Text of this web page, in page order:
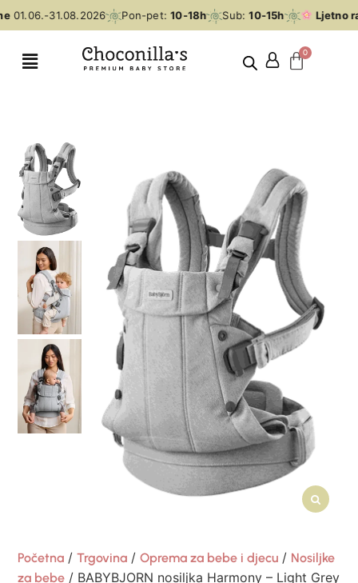
01.06.-31.08.2026 Pon-pet:10-18h Sub:10-15h Ljetno
Početna /Trgovina /Oprema za bebe i djecu / Nosiljke
za bebe / BABYBJORN nosiljka Harmony – Light Grey